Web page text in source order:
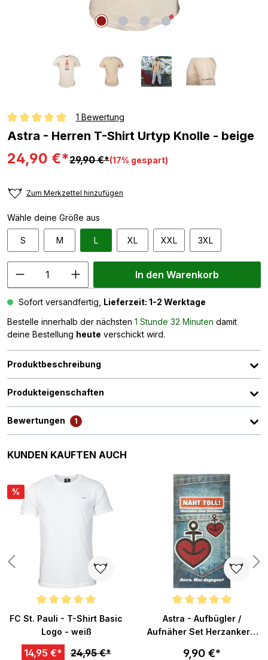
Durchschnittliche Bewertung von 5 von 5 Sternen
1 Bewertung
Astra - Herren T-Shirt Urtyp Knolle - beige
24,90 €*29,90 €*(17% gespart)
Zum Merkzettel hinzufügen
Wähle deine Größe aus
S M L XL XXL 3XL
In den Warenkorb
Sofort versandfertig, Lieferzeit: 1-2 Werktage
Bestelle innerhalb der nächsten 1 Stunde 32 Minuten damit
deine Bestellung heute verschickt wird.
Produktbeschreibung
Produkteigenschaften
Bewertungen 1
Produktgalerie überspringen
KUNDEN KAUFTEN AUCH
von 5 Sternen
%
Durchschnittliche Bewertung von 5 von 5 Sternen
FC St. Pauli - T-Shirt Basic
Logo - weiß
14,95 €* 24,95 €*
Durchschnittliche Bewertung
Astra - Aufbügler /
Aufnäher Set Herzanker -
9,90 €*